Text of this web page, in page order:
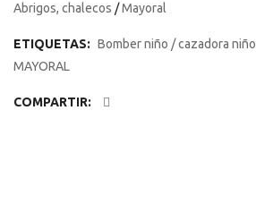
Abrigos, chalecos /Mayoral
ETIQUETAS: Bomber niño /cazadora niño
MAYORAL
COMPARTIR: